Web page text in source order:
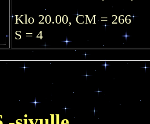
Klo 20.00, CM = 266
S = 4